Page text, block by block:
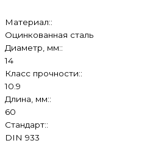
Материал::
Оцинкованная сталь
Диаметр, мм::
14
Класс прочности::
10.9
Длина, мм::
60
Стандарт::
DIN 933